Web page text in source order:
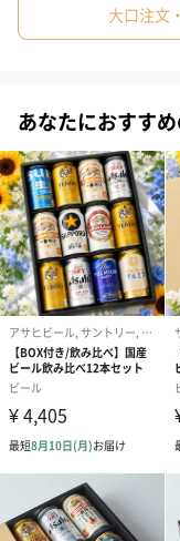
みずみずしいエキゾチ
ツやバニラ
柑橘とグリーンアップ
余韻
繊細でフローラルなア
スムース、まろやかで
1846年にスコット
ブランド「デュワ
ジョン・デュワーによ
大口注文
あなたにおすす